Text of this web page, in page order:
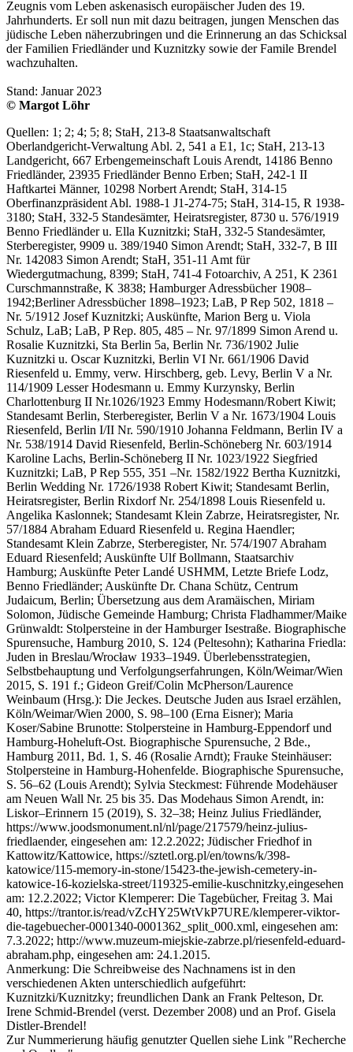
Zeugnis vom Leben askenasisch europäischer Juden des 19.
Jahrhunderts. Er soll nun mit dazu beitragen, jungen Menschen das
jüdische Leben näherzubringen und die Erinnerung an das Schicksal
der Familien Friedländer und Kuznitzky sowie der Famile Brendel
wachzuhalten.
Stand: Januar 2023
© Margot Löhr
Quellen: 1; 2; 4; 5; 8; StaH, 213-8 Staatsanwaltschaft
Oberlandgericht-Verwaltung Abl. 2, 541 a E1, 1c; StaH, 213-13
Landgericht, 667 Erbengemeinschaft Louis Arendt, 14186 Benno
Friedländer, 23935 Friedländer Benno Erben; StaH, 242-1 II
Haftkartei Männer, 10298 Norbert Arendt; StaH, 314-15
Oberfinanzpräsident Abl. 1988-1 J1-274-75; StaH, 314-15, R 1938-
3180; StaH, 332-5 Standesämter, Heiratsregister, 8730 u. 576/1919
Benno Friedländer u. Ella Kuznitzki; StaH, 332-5 Standesämter,
Sterberegister, 9909 u. 389/1940 Simon Arendt; StaH, 332-7, B III
Nr. 142083 Simon Arendt; StaH, 351-11 Amt für
Wiedergutmachung, 8399; StaH, 741-4 Fotoarchiv, A 251, K 2361
Curschmannstraße, K 3838; Hamburger Adressbücher 1908–
1942;Berliner Adressbücher 1898–1923; LaB, P Rep 502, 1818 –
Nr. 5/1912 Josef Kuznitzki; Auskünfte, Marion Berg u. Viola
Schulz, LaB; LaB, P Rep. 805, 485 – Nr. 97/1899 Simon Arend u.
Rosalie Kuznitzki, Sta Berlin 5a, Berlin Nr. 736/1902 Julie
Kuznitzki u. Oscar Kuznitzki, Berlin VI Nr. 661/1906 David
Riesenfeld u. Emmy, verw. Hirschberg, geb. Levy, Berlin V a Nr.
114/1909 Lesser Hodesmann u. Emmy Kurzynsky, Berlin
Charlottenburg II Nr.1026/1923 Emmy Hodesmann/Robert Kiwit;
Standesamt Berlin, Sterberegister, Berlin V a Nr. 1673/1904 Louis
Riesenfeld, Berlin I/II Nr. 590/1910 Johanna Feldmann, Berlin IV a
Nr. 538/1914 David Riesenfeld, Berlin-Schöneberg Nr. 603/1914
Karoline Lachs, Berlin-Schöneberg II Nr. 1023/1922 Siegfried
Kuznitzki; LaB, P Rep 555, 351 –Nr. 1582/1922 Bertha Kuznitzki,
Berlin Wedding Nr. 1726/1938 Robert Kiwit; Standesamt Berlin,
Heiratsregister, Berlin Rixdorf Nr. 254/1898 Louis Riesenfeld u.
Angelika Kaslonnek; Standesamt Klein Zabrze, Heiratsregister, Nr.
57/1884 Abraham Eduard Riesenfeld u. Regina Haendler;
Standesamt Klein Zabrze, Sterberegister, Nr. 574/1907 Abraham
Eduard Riesenfeld; Auskünfte Ulf Bollmann, Staatsarchiv
Hamburg; Auskünfte Peter Landé USHMM, Letzte Briefe Lodz,
Benno Friedländer; Auskünfte Dr. Chana Schütz, Centrum
Judaicum, Berlin; Übersetzung aus dem Aramäischen, Miriam
Solomon, Jüdische Gemeinde Hamburg; Christa Fladhammer/Maike
Grünwaldt: Stolpersteine in der Hamburger Isestraße. Biographische
Spurensuche, Hamburg 2010, S. 124 (Peltesohn); Katharina Friedla:
Juden in Breslau/Wrocław 1933–1949. Überlebensstrategien,
Selbstbehauptung und Verfolgungserfahrungen, Köln/Weimar/Wien
2015, S. 191 f.; Gideon Greif/Colin McPherson/Laurence
Weinbaum (Hrsg.): Die Jeckes. Deutsche Juden aus Israel erzählen,
Köln/Weimar/Wien 2000, S. 98–100 (Erna Eisner); Maria
Koser/Sabine Brunotte: Stolpersteine in Hamburg-Eppendorf und
Hamburg-Hoheluft-Ost. Biographische Spurensuche, 2 Bde.,
Hamburg 2011, Bd. 1, S. 46 (Rosalie Arndt); Frauke Steinhäuser:
Stolpersteine in Hamburg-Hohenfelde. Biographische Spurensuche,
S. 56–62 (Louis Arendt); Sylvia Steckmest: Führende Modehäuser
am Neuen Wall Nr. 25 bis 35. Das Modehaus Simon Arendt, in:
Liskor–Erinnern 15 (2019), S. 32–38; Heinz Julius Friedländer,
https://www.joodsmonument.nl/nl/page/217579/heinz-julius-
friedlaender, eingesehen am: 12.2.2022; Jüdischer Friedhof in
Kattowitz/Kattowice, https://sztetl.org.pl/en/towns/k/398-
katowice/115-memory-in-stone/15423-the-jewish-cemetery-in-
katowice-16-kozielska-street/119325-emilie-kuschnitzky,eingesehen
am: 12.2.2022; Victor Klemperer: Die Tagebücher, Freitag 3. Mai
40, https://trantor.is/read/vZcHY25WtVkP7URE/klemperer-viktor-
die-tagebuecher-0001340-0001362_split_000.xml, eingesehen am:
7.3.2022; http://www.muzeum-miejskie-zabrze.pl/riesenfeld-eduard-
abraham.php, eingesehen am: 24.1.2015.
Anmerkung: Die Schreibweise des Nachnamens ist in den
verschiedenen Akten unterschiedlich aufgeführt:
Kuznitzki/Kuznitzky; freundlichen Dank an Frank Pelteson, Dr.
Irene Schmid-Brendel (verst. Dezember 2008) und an Prof. Gisela
Distler-Brendel!
Zur Nummerierung häufig genutzter Quellen siehe Link "Recherche